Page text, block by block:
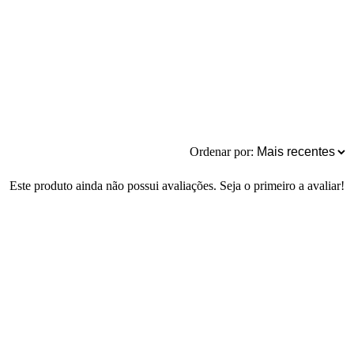
Ordenar por:
Este produto ainda não possui avaliações. Seja o primeiro a avaliar!